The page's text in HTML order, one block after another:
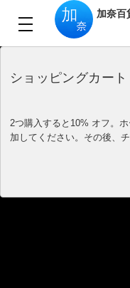
加奈百
ショッピングカー
2つ購入すると10% オフ。
加してください。その後、